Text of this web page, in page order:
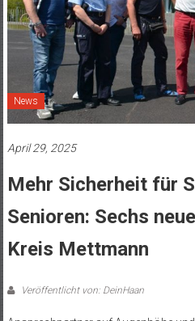
News
April 29, 2025
Mehr Sicherheit für
Senioren: Sechs
Kreis Mettmann
Veröffentlicht von: DeinHaan